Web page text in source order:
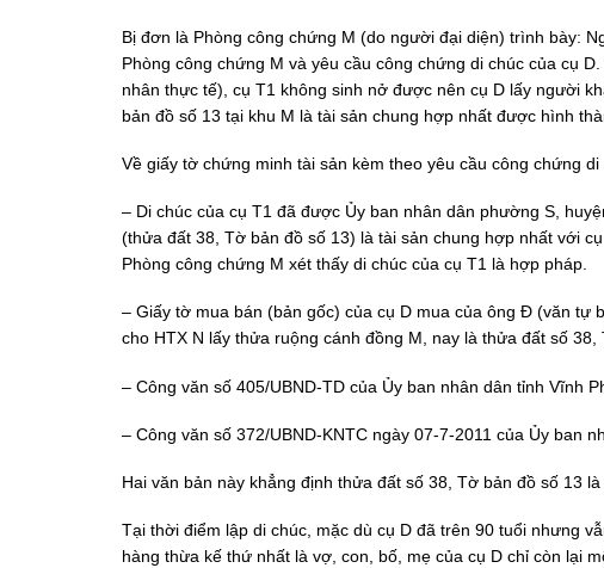
Bị đơn là Phòng công chứng M (do người đại diện) trình bày:
Phòng công chứng M và yêu cầu công chứng di chúc của cụ
nhân thực tế), cụ T1 không sinh nở được nên cụ D lấy người
bản đồ số 13 tại khu M là tài sản chung hợp nhất được hình
Về giấy tờ chứng minh tài sản kèm theo yêu cầu công chứng
– Di chúc của cụ T1 đã được Ủy ban nhân dân phường S,
(thửa đất 38, Tờ bản đồ số 13) là tài sản chung hợp nhất với
Phòng công chứng M xét thấy di chúc của cụ T1 là hợp pháp.
– Giấy tờ mua bán (bản gốc) của cụ D mua của ông Đ (văn tự
cho HTX N lấy thửa ruộng cánh đồng M, nay là thửa đất số 38,
– Công văn số 405/UBND-TD của Ủy ban nhân dân tỉnh Vĩnh
– Công văn số 372/UBND-KNTC ngày 07-7-2011 của Ủy ban
Hai văn bản này khẳng định thửa đất số 38, Tờ bản đồ số 13
Tại thời điểm lập di chúc, mặc dù cụ D đã trên 90 tuổi nhưng
hàng thừa kế thứ nhất là vợ, con, bố, mẹ của cụ D chỉ còn lại